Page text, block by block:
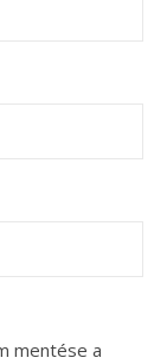
mentése a